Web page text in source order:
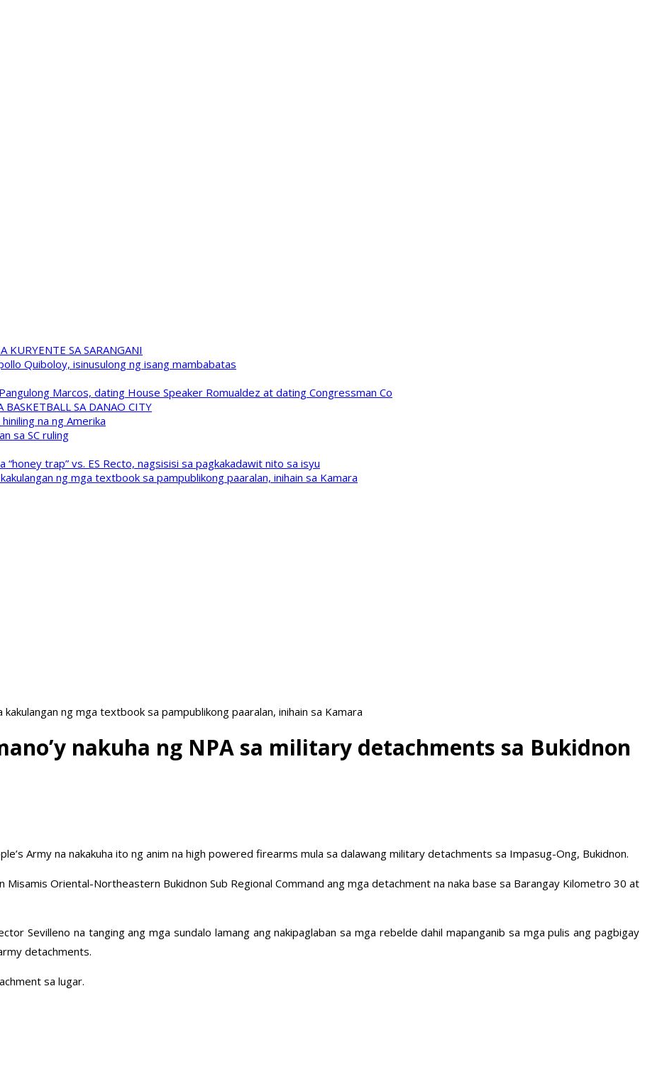
KURYENTE SA SARANGANI
Quiboloy, isinusulong ng isang mambabatas
Marcos, dating House Speaker Romualdez at dating Congressman Co
BASKETBALL SA DANAO CITY
na ng Amerika
sa SC ruling
trap” vs. ES Recto, nagsisisi sa pagkakadawit nito sa isyu
ng mga textbook sa pampublikong paaralan, inihain sa Kamara
ng mga textbook sa pampublikong paaralan, inihain sa Kamara
nakuha ng NPA sa military detachments sa Bukidnon
Army na nakakuha ito ng anim na high powered firearms mula sa dalawang military detachments sa Impasug-Ong, Bukidnon.
Oriental-Northeastern Bukidnon Sub Regional Command ang mga detachment na naka base sa Barangay Kilometro 30 at
Sevilleno na tanging ang mga sundalo lamang ang nakipaglaban sa mga rebelde dahil mapanganib sa mga pulis ang pagbigay
detachments.
sa lugar.